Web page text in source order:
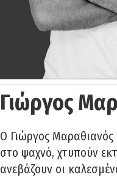
Γιώργος
Ο Γιώργος
στο ψαχνό, χτυπούν
ανεβάζουν οι